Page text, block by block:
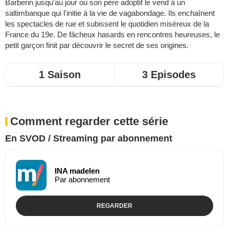
Barberin jusqu'au jour où son père adoptif le vend à un
saltimbanque qui l'initie à la vie de vagabondage. Ils enchaînent
les spectacles de rue et subissent le quotidien miséreux de la
France du 19e. De fâcheux hasards en rencontres heureuses, le
petit garçon finit par découvrir le secret de ses origines.
1 Saison 3 Episodes
Comment regarder cette série
En SVOD / Streaming par abonnement
INA madelen
Par abonnement
REGARDER